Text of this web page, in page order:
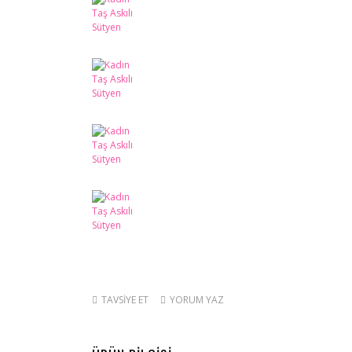
TAVSİYE ET YORUM YAZ